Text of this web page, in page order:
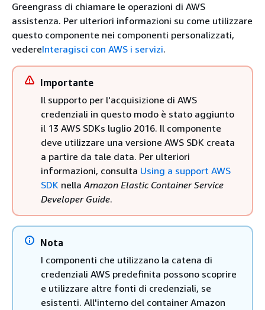
Greengrass di chiamare le operazioni di AWS
assistenza. Per ulteriori informazioni su come utilizzare
questo componente nei componenti personalizzati,
vedereInteragisci con AWS i servizi.
Importante
Il supporto per l'acquisizione di AWS
credenziali in questo modo è stato aggiunto
il 13 AWS SDKs luglio 2016. Il componente
deve utilizzare una versione AWS SDK creata
a partire da tale data. Per ulteriori
informazioni, consulta Using a support AWS
SDK nellaAmazon Elastic Container Service
Developer Guide.
Nota
I componenti che utilizzano la catena di
credenziali AWS predefinita possono scoprire
e utilizzare altre fonti di credenziali, se
esistenti. All'interno del container Amazon